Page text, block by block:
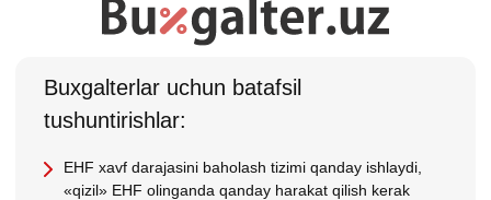
Buхgalterlar uchun batafsil
tushuntirishlar:
EHF хavf darajasini baholash tizimi qanday ishlaydi,
«qizil» EHF olinganda qanday harakat qilish kerak